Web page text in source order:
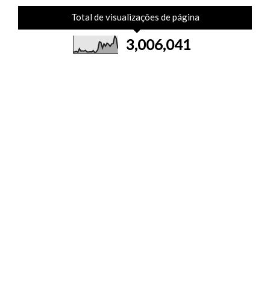
Total de visualizações de página
3,006,041